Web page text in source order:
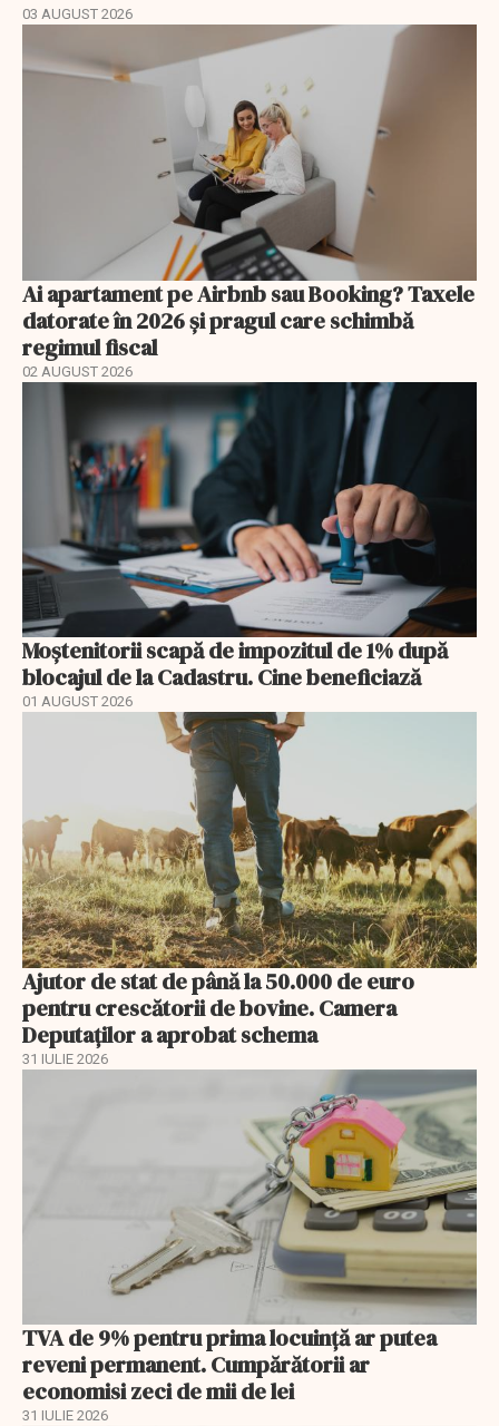
03 AUGUST 2026
Ai apartament pe Airbnb sau Booking? Taxele
datorate în 2026 și pragul care schimbă
regimul fiscal
02 AUGUST 2026
Moștenitorii scapă de impozitul de 1% după
blocajul de la Cadastru. Cine beneficiază
01 AUGUST 2026
Ajutor de stat de până la 50.000 de euro
pentru crescătorii de bovine. Camera
Deputaților a aprobat schema
31 IULIE 2026
TVA de 9% pentru prima locuință ar putea
reveni permanent. Cumpărătorii ar
economisi zeci de mii de lei
31 IULIE 2026